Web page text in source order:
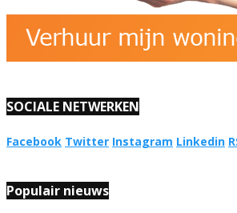
SOCIALE NETWERKEN
Facebook Twitter Instagram Linkedin
Populair nieuws